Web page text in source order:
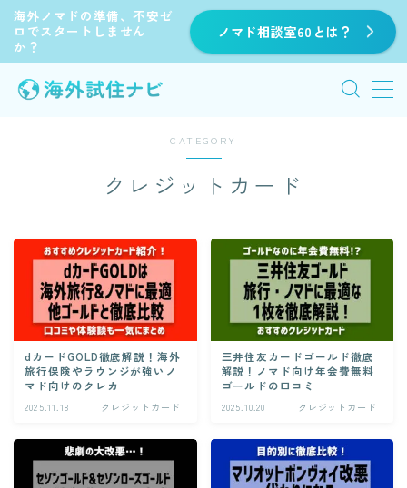
海外ノマドの準備、不安ゼ
ロでスタートしません
か？
ノマド相談室60とは？
MENU
海外ノマド
【公式】visapair
CATEGORY
クレジットカード
dカードGOLD徹底解説！海外
旅行保険やラウンジが強いノ
マド向けのクレカ
2025.11.18 クレジットカード
三井住友カードゴールド徹底
解説！ノマド向け年会費無料
ゴールドの口コミ
2025.10.20 クレジットカード